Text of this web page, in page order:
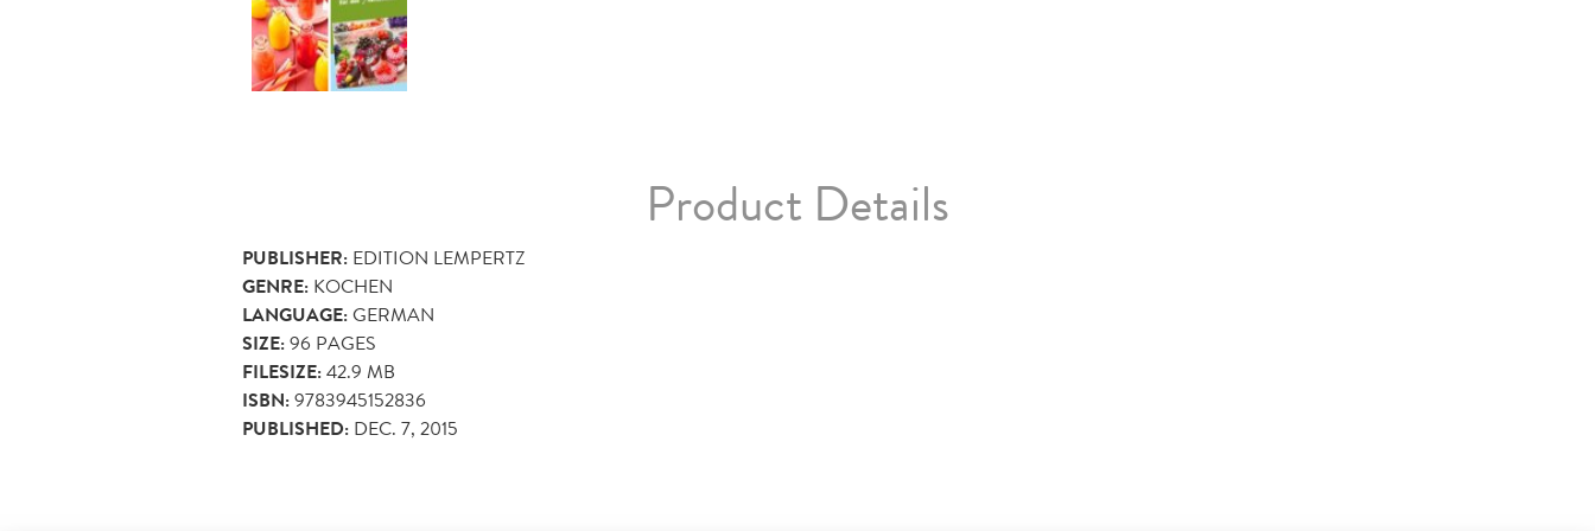
Product Details
PUBLISHER: EDITION LEMPERTZ
GENRE: KOCHEN
LANGUAGE:GERMAN
SIZE:96 PAGES
FILESIZE:42.9 MB
ISBN:9783945152836
PUBLISHED: DEC. 7, 2015